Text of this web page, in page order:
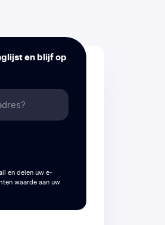
en blijf op
en delen uw e-
waarde aan uw